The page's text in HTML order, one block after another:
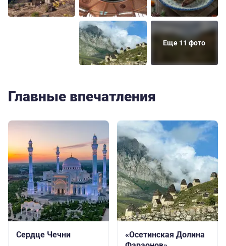
Еще 11 фото
Главные впечатления
Сердце Чечни
«Осетинская Долина